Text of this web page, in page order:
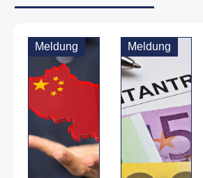
Meldung Meldung